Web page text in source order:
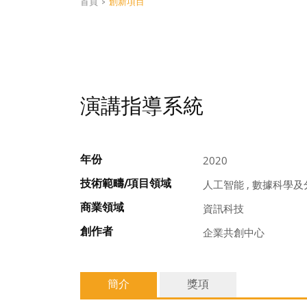
演講指導系統
年份 2020
技術範疇/項目領域 人工智能 , 數據科學及
商業領域 資訊科技
創作者 企業共創中心
簡介 獎項